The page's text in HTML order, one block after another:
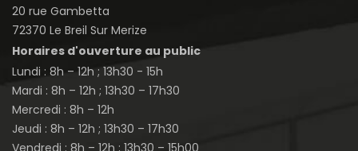
20 rue Gambetta
72370 Le Breil Sur Merize
Horaires d'ouverture au public
Lundi : 8h – 12h ; 13h30 - 15h
Mardi : 8h – 12h ; 13h30 – 17h30
Mercredi : 8h – 12h
Jeudi : 8h – 12h ; 13h30 – 17h30